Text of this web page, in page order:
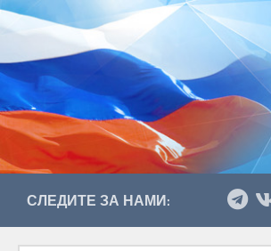
СЛЕДИТЕ ЗА НАМИ: